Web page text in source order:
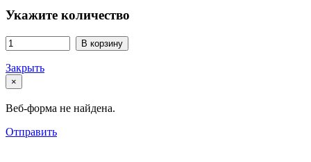
Укажите количество
В корзину
Закрыть
×
Веб-форма не найдена.
Отправить